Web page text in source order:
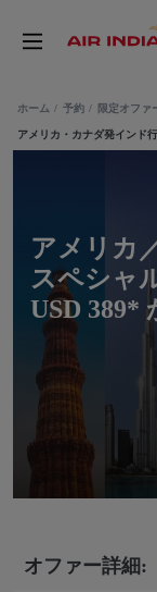
ホーム 予約 限定オファ
アメリカ・カナダ発インド
アメリカ
スペシャ
USD 389*
オファー詳細: